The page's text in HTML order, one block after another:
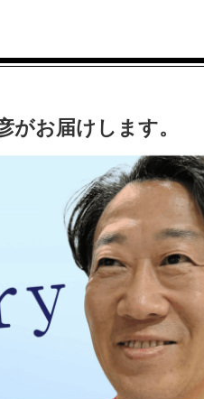
がお届けします。